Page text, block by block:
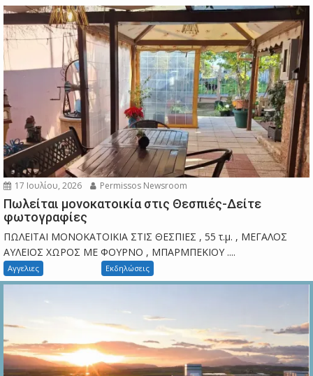
17 Ιουλίου, 2026 Permissos Newsroom
Πωλείται μονοκατοικία στις Θεσπιές-Δείτε
φωτογραφίες
ΠΩΛΕΙΤΑΙ ΜΟΝΟΚΑΤΟΙΚΙΑ ΣΤΙΣ ΘΕΣΠΙΕΣ , 55 τ.μ. , ΜΕΓΑΛΟΣ
ΑΥΛΕΙΟΣ ΧΩΡΟΣ ΜΕ ΦΟΥΡΝΟ , ΜΠΑΡΜΠΕΚΙΟΥ ....
Αγγελιες Εκδηλώσεις